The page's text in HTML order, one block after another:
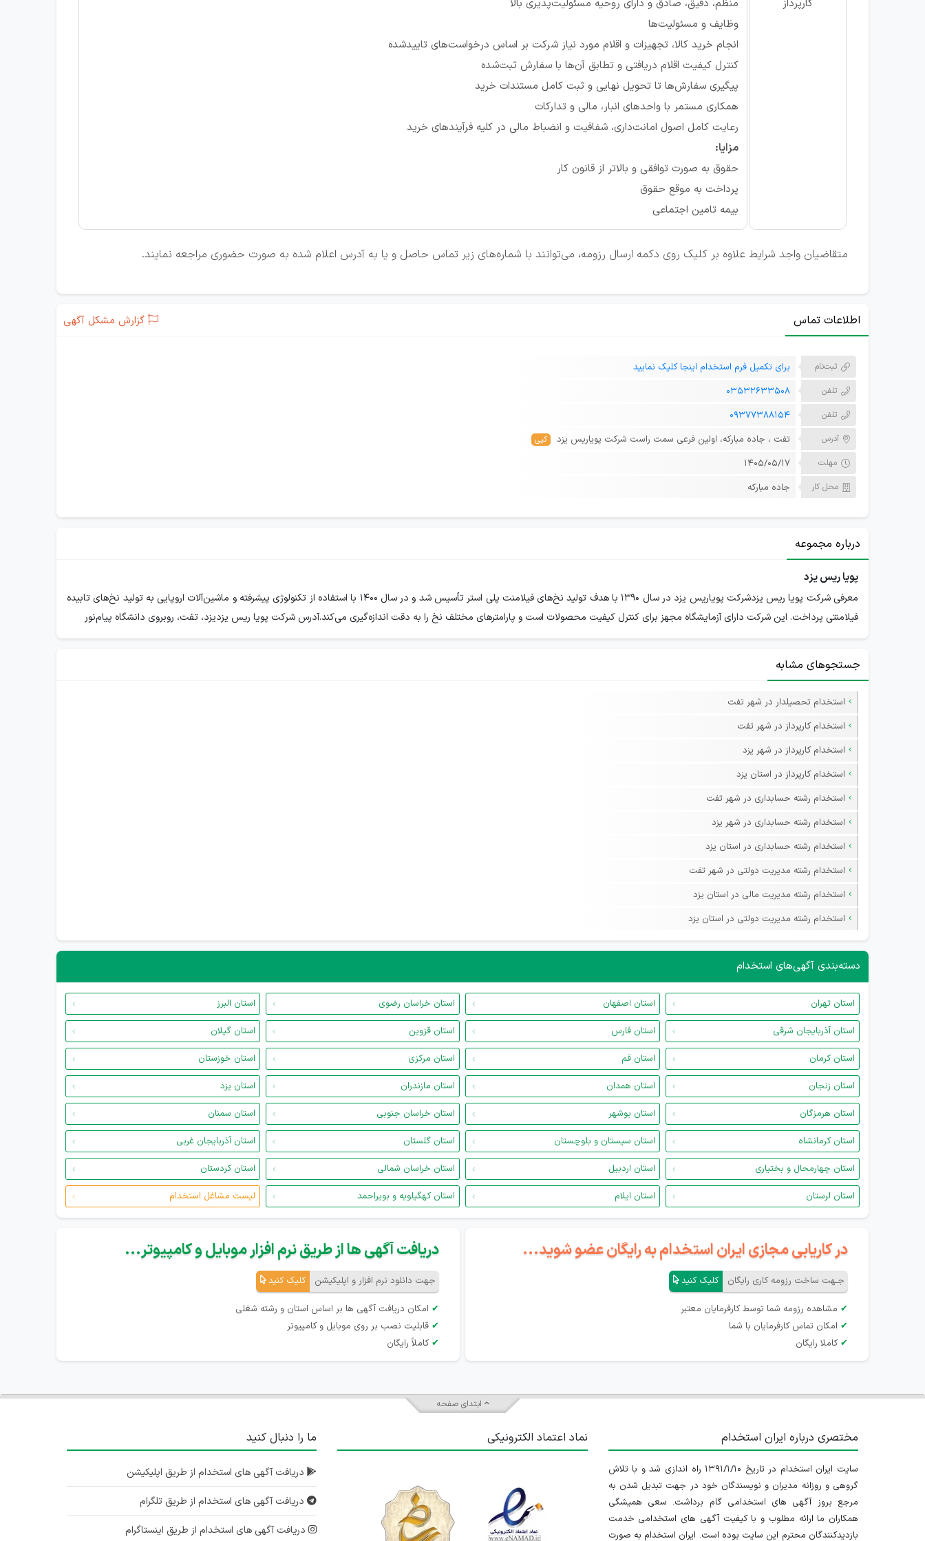
کارپرداز
منظم، دقیق، صادق و دارای روحیه مسئولیت‌پذیری بالا
وظایف و مسئولیت‌ها
انجام خرید کالا، تجهیزات و اقلام مورد نیاز شرکت بر اساس درخواست‌های تاییدشده
کنترل کیفیت اقلام دریافتی و تطابق آن‌ها با سفارش ثبت‌شده
پیگیری سفارش‌ها تا تحویل نهایی و ثبت کامل مستندات خرید
همکاری مستمر با واحدهای انبار، مالی و تدارکات
رعایت کامل اصول امانت‌داری، شفافیت و انضباط مالی در کلیه فرآیندهای خرید
مزایا:
حقوق به صورت توافقی و بالاتر از قانون کار
پرداخت به موقع حقوق
بیمه تامین اجتماعی
متقاضیان واجد شرایط علاوه بر کلیک روی دکمه ارسال رزومه، می‌توانند با شماره‌های زیر تماس حاصل و یا به آدرس اعلام شده به صورت حضوری مراجعه نمایند.
اطلاعات تماس گزارش مشکل آگهی
ثبت‌نام برای تکمیل فرم استخدام اینجا کلیک نمایید
تلفن 03532633508
تلفن 09377388154
آدرس تفت ، جاده مبارکه، اولین فرعی سمت راست شرکت پویاریس یزد
کپی
مهلت
۱۴۰۵/۰۵/۱۷
محل کار جاده مبارکه
درباره مجموعه
پویا ریس یزد
معرفی شرکت پویا ریس یزدشرکت پویاریس یزد در سال ۱۳۹۰ با هدف تولید نخ‌های فیلامنت پلی استر تأسیس شد و در سال ۱۴۰۰ با استفاده از تکنولوژی پیشرفته و ماشین‌آلات اروپایی به تولید نخ‌های تابیده
فیلامنتی پرداخت. این شرکت دارای آزمایشگاه مجهز برای کنترل کیفیت محصولات است و پارامترهای مختلف نخ را به دقت اندازه‌گیری می‌کند.آدرس شرکت پویا ریس یزدیزد، تفت، روبروی دانشگاه پیام‌نور
جستجوهای مشابه
استخدام تحصیلدار در شهر تفت
استخدام کارپرداز در شهر تفت
استخدام کارپرداز در شهر یزد
استخدام کارپرداز در استان یزد
استخدام رشته حسابداری در شهر تفت
استخدام رشته حسابداری در شهر یزد
استخدام رشته حسابداری در استان یزد
استخدام رشته مدیریت دولتی در شهر تفت
استخدام رشته مدیریت مالی در استان یزد
استخدام رشته مدیریت دولتی در استان یزد
دسته‌بندی آگهی‌های استخدام
استان تهران استان اصفهان استان خراسان رضوی
استان البرز
استان آذربایجان شرقی
استان فارس استان قزوین
استان گیلان
استان کرمان
استان قم استان مرکزی
استان خوزستان
استان زنجان
استان همدان استان مازندران
استان یزد
استان هرمزگان
استان بوشهر استان خراسان جنوبی
استان سمنان
استان کرمانشاه
استان سیستان و بلوچستان استان گلستان
استان آذربایجان غربی
استان چهارمحال و بختیاری
استان اردبیل استان خراسان شمالی
استان کردستان
استان لرستان
استان ایلام استان کهگیلویه و بویراحمد لیست مشاغل استخدام
در کاریابی مجازی ایران استخدام به رایگان عضو شوید...
جـهت ساخت رزومه کاری رایگان کلیک کنید
✔ مشاهده رزومه شما توسط کارفرمایان معتبر
✔ امکان تماس کارفرمایان با شما
✔ کاملا رایگان
دریافت آگهی ها از طریق نرم افزار موبایل و کامپیوتر...
جهت دانلود نرم افزار و اپلیکیشن کلیک کنید
✔ امکان دریافت آگهی ها بر اساس استان و رشته شغلی
✔ قابلیت نصب بر روی موبایل و کامپیوتر
✔ کاملاً رایگان
ابتدای صفحه
مختصری درباره ایران استخدام
سایت ایران استخدام در تاریخ ۱۳۹۱/۱/۱۰ راه اندازی شد و با تلاش
گروهی و روزانه مدیران و نویسندگان خود در جهت تبدیل شدن به
مرجع بروز آگهی های استخدامی گام برداشت. سعی همیشگی
همکاران ما ارائه مطلوب و با کیفیت آگهی های استخدامی خدمت
بازدیدکنندگان محترم این سایت بوده است. ایران استخدام به صورت
نماد اعتماد الکترونیکی ما را دنبال کنید
دریافت آگهی های استخدام از طریق اپلیکیشن
دریافت آگهی های استخدام از طریق تلگرام
دریافت آگهی های استخدام از طریق اینستاگرام